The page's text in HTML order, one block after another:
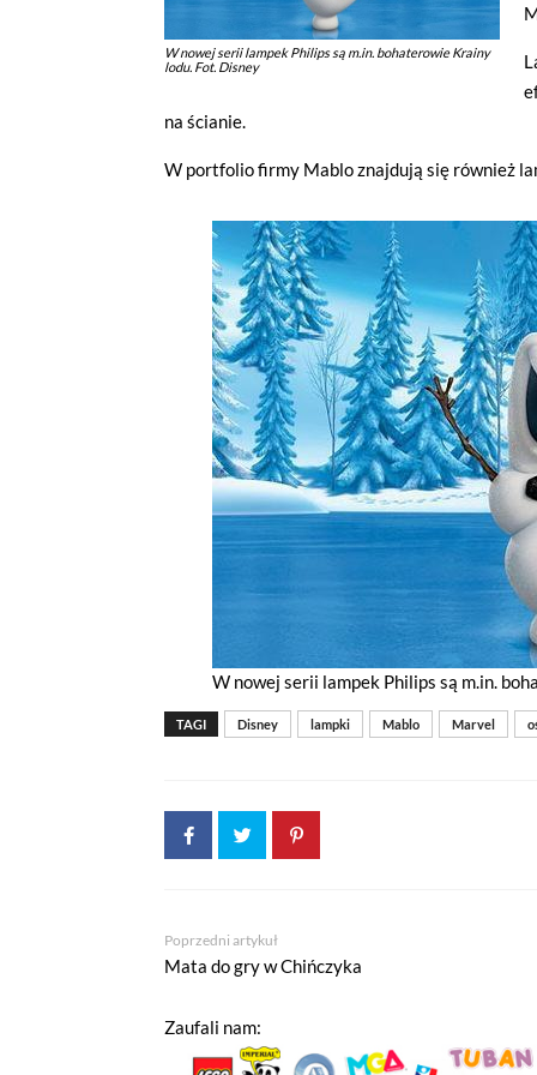
W nowej serii lampek Philips są m.in. bohaterowie Krainy
lodu. Fot. Disney
na ścianie.
W portfolio firmy Mablo znajdują się również
W nowej serii lampek Philips są m.in.
TAGI Disney lampki Mablo Marvel
Poprzedni artykuł
Mata do gry w Chińczyka
Zaufali nam:
Jeżeli tutaj zaglądasz, to znak,
wdrożony mechanizm, który
w
polityce prywatności.